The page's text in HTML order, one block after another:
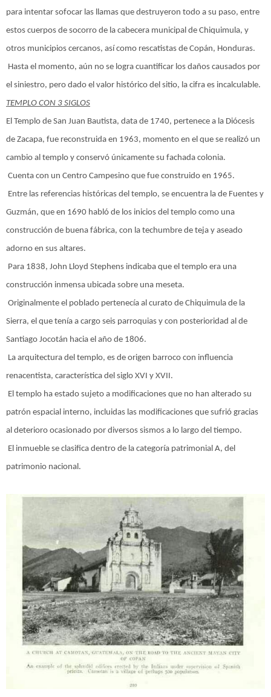
para intentar sofocar las llamas que destruyeron todo a su paso, entre
estos cuerpos de socorro de la cabecera municipal de Chiquimula, y
otros municipios cercanos, así como rescatistas de Copán, Honduras.
Hasta el momento, aún no se logra cuantificar los daños causados por
el siniestro, pero dado el valor histórico del sitio, la cifra es incalculable.
TEMPLO CON 3 SIGLOS
El Templo de San Juan Bautista, data de 1740, pertenece a la Diócesis
de Zacapa, fue reconstruida en 1963, momento en el que se realizó un
cambio al templo y conservó únicamente su fachada colonia.
Cuenta con un Centro Campesino que fue construido en 1965.
Entre las referencias históricas del templo, se encuentra la de Fuentes y
Guzmán, que en 1690 habló de los inicios del templo como una
construcción de buena fábrica, con la techumbre de teja y aseado
adorno en sus altares.
Para 1838, John Lloyd Stephens indicaba que el templo era una
construcción inmensa ubicada sobre una meseta.
Originalmente el poblado pertenecía al curato de Chiquimula de la
Sierra, el que tenía a cargo seis parroquias y con posterioridad al de
Santiago Jocotán hacia el año de 1806.
La arquitectura del templo, es de origen barroco con influencia
renacentista, característica del siglo XVI y XVII.
El templo ha estado sujeto a modificaciones que no han alterado su
patrón espacial interno, incluidas las modificaciones que sufrió gracias
al deterioro ocasionado por diversos sismos a lo largo del tiempo.
El inmueble se clasifica dentro de la categoría patrimonial A, del
patrimonio nacional.